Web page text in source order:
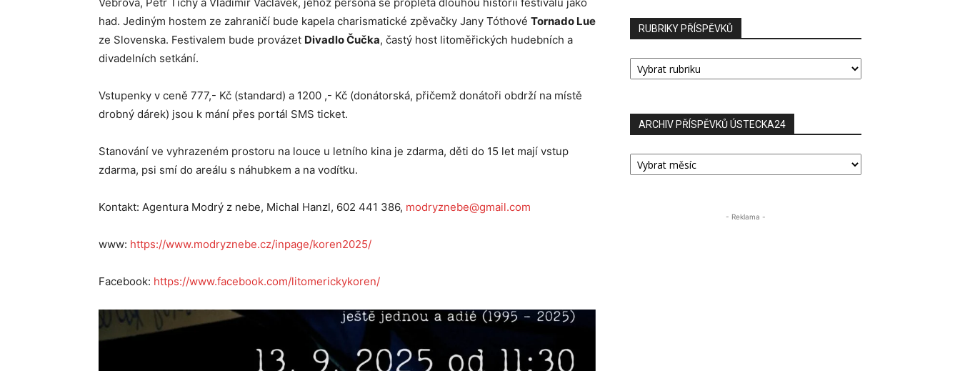
had. Jediným hostem ze zahraničí bude kapela charismatické zpěvačky Jany Tóthové Tornado Lue
ze Slovenska. Festivalem bude provázet Divadlo Čučka, častý host litoměřických hudebních a
divadelních setkání.
Vstupenky v ceně 777,- Kč (standard) a 1200 ,- Kč (donátorská, přičemž donátoři obdrží na místě
drobný dárek) jsou k mání přes portál SMS ticket.
Stanování ve vyhrazeném prostoru na louce u letního kina je zdarma, děti do 15 let mají vstup
zdarma, psi smí do areálu s náhubkem a na vodítku.
Kontakt: Agentura Modrý z nebe, Michal Hanzl, 602 441 386, modryznebe@gmail.com
www: https://www.modryznebe.cz/inpage/koren2025/
Facebook: https://www.facebook.com/litomerickykoren/
RUBRIKY PŘÍSPĚVKŮ
RUBRIKY
PŘÍSPĚVKŮ
ARCHIV PŘÍSPĚVKŮ ÚSTECKA24
ARCHIV
PŘÍSPĚVKŮ
- Reklama -